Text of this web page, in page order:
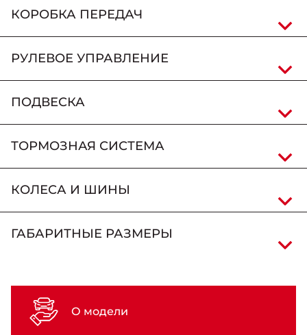
КОРОБКА ПЕРЕДАЧ
РУЛЕВОЕ УПРАВЛЕНИЕ
ПОДВЕСКА
ТОРМОЗНАЯ СИСТЕМА
КОЛЕСА И ШИНЫ
ГАБАРИТНЫЕ РАЗМЕРЫ
О модели